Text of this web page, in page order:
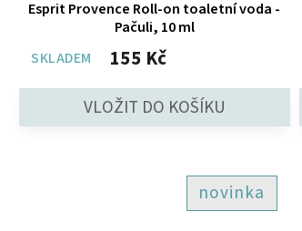
Esprit Provence Roll-on toaletní voda -
Pačuli, 10 ml
SKLADEM
155 Kč
novinka